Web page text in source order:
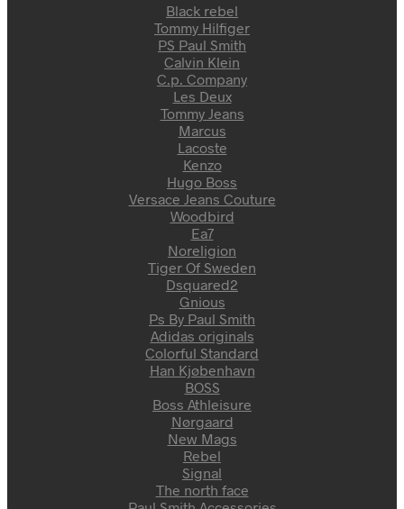
Black rebel
Tommy Hilfiger
PS Paul Smith
Calvin Klein
C.p. Company
Les Deux
Tommy Jeans
Marcus
Lacoste
Kenzo
Hugo Boss
Versace Jeans Couture
Woodbird
Ea7
Noreligion
Tiger Of Sweden
Dsquared2
Gnious
Ps By Paul Smith
Adidas originals
Colorful Standard
Han Kjøbenhavn
BOSS
Boss Athleisure
Nørgaard
New Mags
Rebel
Signal
The north face